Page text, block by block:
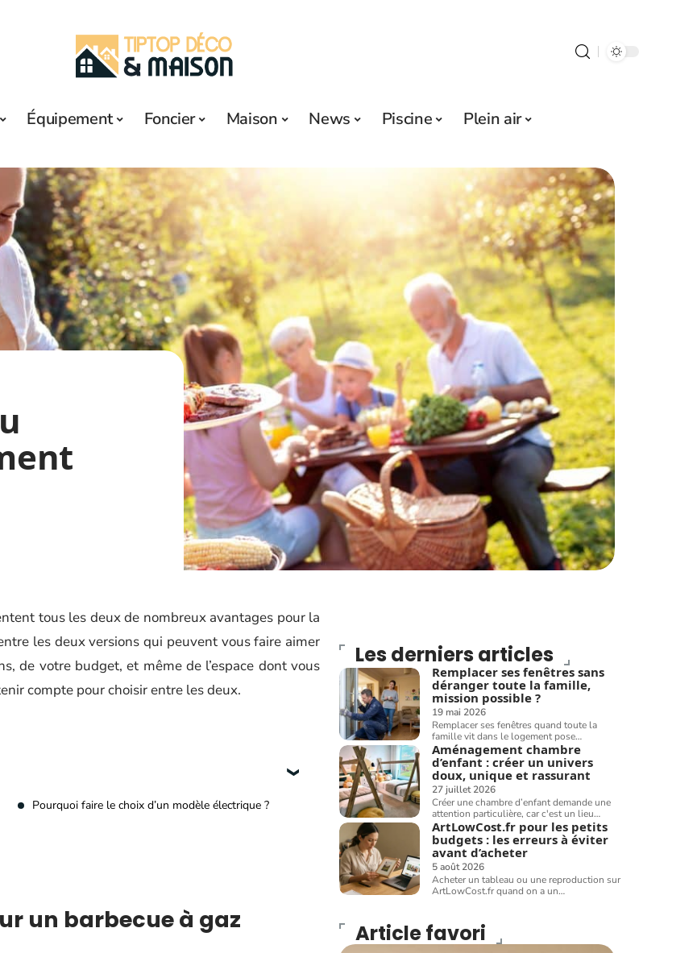
Équipement Foncier Maison News Piscine Plein air
tous les deux de nombreux avantages pour la
les deux versions qui peuvent vous faire aimer
de votre budget, et même de l’espace dont vous
compte pour choisir entre les deux.
Pourquoi faire le choix d’un modèle électrique ?
un barbecue à gaz
Les derniers articles
Remplacer ses fenêtres sans
déranger toute la famille,
mission possible ?
19 mai 2026
Remplacer ses fenêtres quand toute la
famille vit dans le logement pose…
Aménagement chambre
d’enfant : créer un univers
doux, unique et rassurant
27 juillet 2026
Créer une chambre d’enfant demande une
attention particulière, car c'est un lieu…
ArtLowCost.fr pour les petits
budgets : les erreurs à éviter
avant d’acheter
5 août 2026
Acheter un tableau ou une reproduction sur
ArtLowCost.fr quand on a un…
Article favori